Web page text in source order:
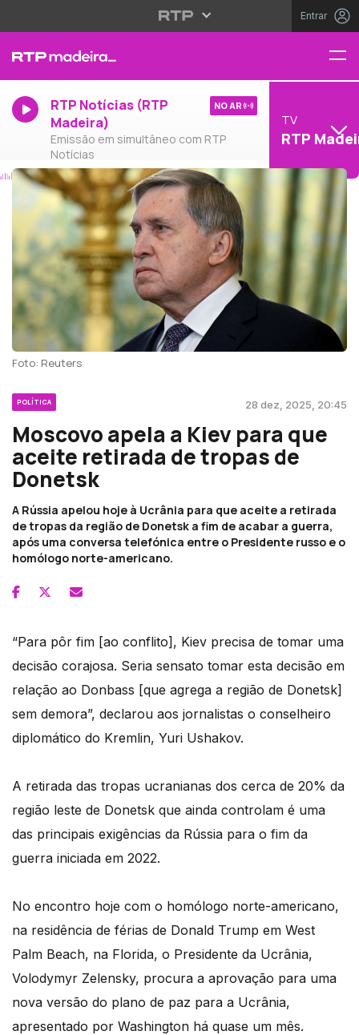
Entrar
RTP Notícias (RTP
Madeira)
Emissão em simultâneo com RTP
Notícias
NO AR
TV
RTP
Foto: Reuters
POLÍTICA 28 dez, 2025, 20:45
Moscovo apela a Kiev para que
aceite retirada de tropas de
Donetsk
A Rússia apelou hoje à Ucrânia para que aceite a retirada
de tropas da região de Donetsk a fim de acabar a guerra,
após uma conversa telefónica entre o Presidente russo e o
homólogo norte-americano.
“Para pôr fim [ao conflito], Kiev precisa de tomar uma
decisão corajosa. Seria sensato tomar esta decisão em
relação ao Donbass [que agrega a região de Donetsk]
sem demora”, declarou aos jornalistas o conselheiro
diplomático do Kremlin, Yuri Ushakov.
A retirada das tropas ucranianas dos cerca de 20% da
região leste de Donetsk que ainda controlam é uma
das principais exigências da Rússia para o fim da
guerra iniciada em 2022.
No encontro hoje com o homólogo norte-americano,
na residência de férias de Donald Trump em West
Palm Beach, na Florida, o Presidente da Ucrânia,
Volodymyr Zelensky, procura a aprovação para uma
nova versão do plano de paz para a Ucrânia,
apresentado por Washington há quase um mês.